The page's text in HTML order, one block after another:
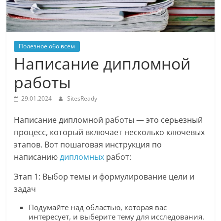
Полезное обо всем
Написание дипломной
работы
29.01.2024 SitesReady
Написание дипломной работы — это серьезный
процесс, который включает несколько ключевых
этапов. Вот пошаговая инструкция по
написаниюдипломных работ:
Этап 1: Выбор темы и формулирование цели и
задач
Подумайте над областью, которая вас
интересует, и выберите тему для исследования.